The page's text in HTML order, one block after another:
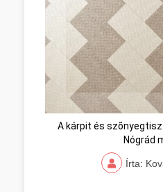
A kárpit és
Nógrád
Írta: